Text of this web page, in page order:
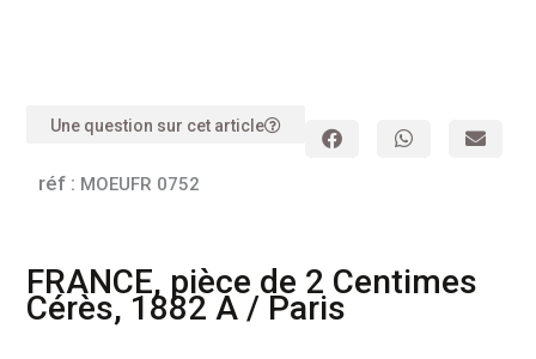
Une question sur cet article
réf : MOEUFR 0752
FRANCE, pièce de 2 Centimes
Cérès, 1882 A / Paris